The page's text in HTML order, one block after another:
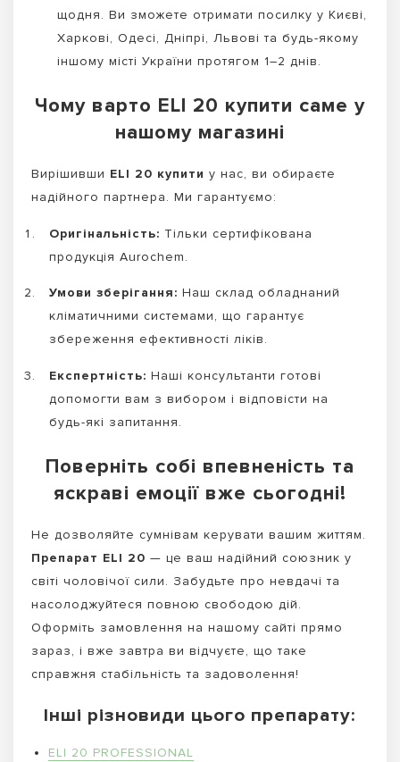
щодня. Ви зможете отримати посилку у Києві,
Харкові, Одесі, Дніпрі, Львові та будь-якому
іншому місті України протягом 1–2 днів.
Чому варто ELI 20 купити саме у
нашому магазині
Вирішивши ELI 20 купити у нас, ви обираєте
надійного партнера. Ми гарантуємо:
Оригінальність: Тільки сертифікована
продукція Aurochem.
Умови зберігання: Наш склад обладнаний
кліматичними системами, що гарантує
збереження ефективності ліків.
Експертність: Наші консультанти готові
допомогти вам з вибором і відповісти на
будь-які запитання.
Поверніть собі впевненість та
яскраві емоції вже сьогодні!
Не дозволяйте сумнівам керувати вашим життям.
Препарат ELI 20 — це ваш надійний союзник у
світі чоловічої сили. Забудьте про невдачі та
насолоджуйтеся повною свободою дій.
Оформіть замовлення на нашому сайті прямо
зараз, і вже завтра ви відчуєте, що таке
справжня стабільність та задоволення!
Інші різновиди цього препарату:
ELI 20 PROFESSIONAL